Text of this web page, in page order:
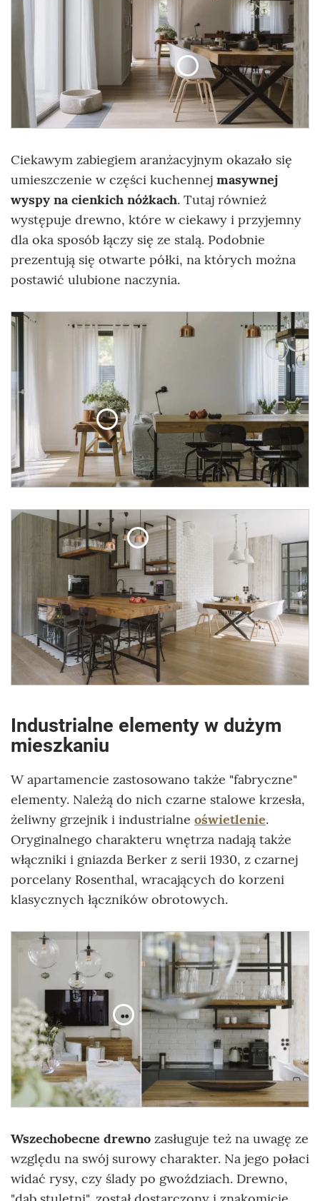
Ciekawym zabiegiem aranżacyjnym okazało się
umieszczenie w części kuchennej masywnej
wyspy na cienkich nóżkach. Tutaj również
występuje drewno, które w ciekawy i przyjemny
dla oka sposób łączy się ze stalą. Podobnie
prezentują się otwarte półki, na których można
postawić ulubione naczynia.
Industrialne elementy w dużym
mieszkaniu
W apartamencie zastosowano także "fabryczne"
elementy. Należą do nich czarne stalowe krzesła,
żeliwny grzejnik i industrialne oświetlenie.
Oryginalnego charakteru wnętrza nadają także
włączniki i gniazda Berker z serii 1930, z czarnej
porcelany Rosenthal, wracających do korzeni
klasycznych łączników obrotowych.
Wszechobecne drewno zasługuje też na uwagę ze
względu na swój surowy charakter. Na jego połaci
widać rysy, czy ślady po gwoździach. Drewno,